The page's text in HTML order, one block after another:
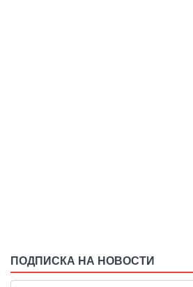
ПОДПИСКА НА НОВОСТИ